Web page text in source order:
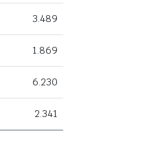
3.489
1.869
6.230
2.341